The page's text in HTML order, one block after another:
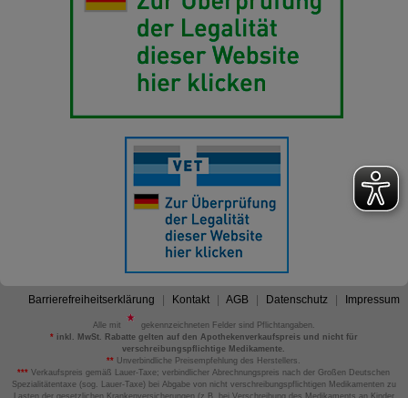
Barrierefreiheitserklärung Kontakt AGB Datenschutz Impressum
Alle mit
gekennzeichneten Felder sind Pflichtangaben.
*inkl. MwSt. Rabatte gelten auf den Apothekenverkaufspreis und nicht für
verschreibungspflichtige Medikamente.
** Unverbindliche Preisempfehlung des Herstellers.
*** Verkaufspreis gemäß Lauer-Taxe; verbindlicher Abrechnungspreis nach der Großen Deutschen
Spezialitätentaxe (sog. Lauer-Taxe) bei Abgabe von nicht verschreibungspflichtigen Medikamenten zu
Lasten der gesetzlichen Krankenversicherungen (z.B. bei Verschreibung des Medikaments an Kinder